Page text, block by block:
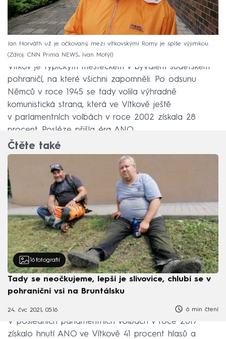
Jan Horváth už je očkovaný, mezi vítkovskými Romy je spíše výjimkou.
Zdroj: CNN Prima NEWS, Ivan Motýl
Vítkov je typickým městečkem v bývalém sudetském
pohraničí, na které všichni zapomněli. Po odsunu
Němců v roce 1945 se tady volila výhradně
komunistická strana, která ve Vítkově ještě
v parlamentních volbách v roce 2002 získala 28
procent. Posléze přišla éra ANO.
Čtěte také
16 fotografií
Tady se neočkujeme, lepší je slivovice, chlubí se v
pohraniční vsi na Bruntálsku
24. čvc 2021, 05:16 6 min čtení
V posledních parlamentních volbách v roce 2017
získalo hnutí ANO ve Vítkově 41 procent hlasů a